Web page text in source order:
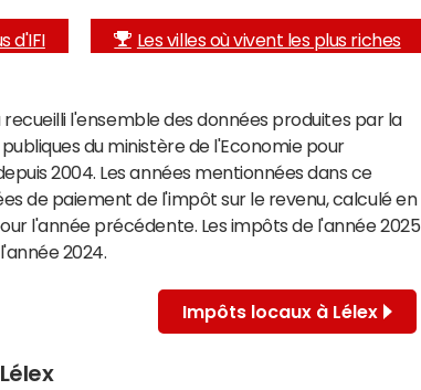
d'IFI Les villes où vivent les plus riches
recueilli l'ensemble des données produites par la
du ministère de l'Economie pour
2004. Les années mentionnées dans ce
de paiement de l'impôt sur le revenu, calculé en
l'année précédente. Les impôts de l'année 2025
2024.
Impôts locaux à Lélex